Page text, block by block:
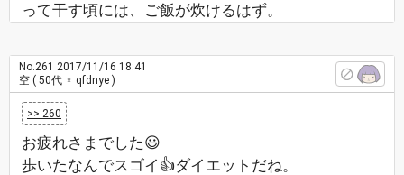
って干す頃には、ご飯が炊けるはず。
No.261 2017/11/16 18:41
空 ( 50代 ♀ qfdnye )
>> 260
お疲れさまでした😃
歩いたなんでスゴイ👍ダイエットだね。